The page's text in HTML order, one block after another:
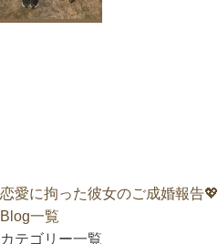
恋愛に拘った彼女のご成婚報告💖
Blog一覧
カテゴリー一覧